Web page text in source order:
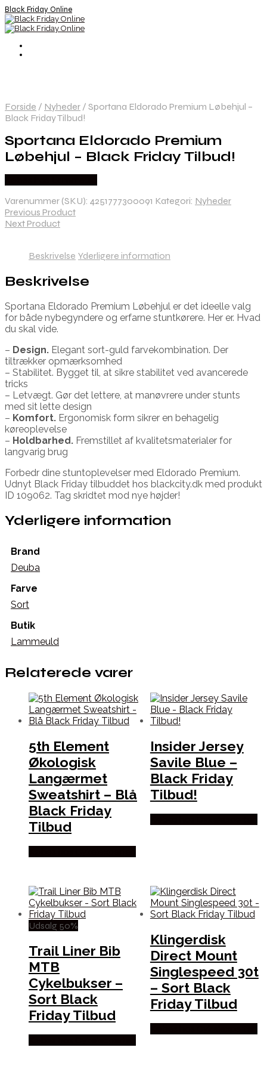
Black Friday Online
Forside / Nyheder / Sportana Eldorado Premium Løbehjul –
Black Friday Tilbud!
Sportana Eldorado Premium
Løbehjul – Black Friday Tilbud!
Varenummer (SKU): 4251777300091 Kategori: Nyheder
Previous Product
Next Product
Beskrivelse Yderligere information
Beskrivelse
Sportana Eldorado Premium Løbehjul er det ideelle valg
for både nybegyndere og erfarne stuntkørere. Her er. Hvad
du skal vide.
– Design. Elegant sort-guld farvekombination. Der
tiltrækker opmærksomhed
– Stabilitet. Bygget til, at sikre stabilitet ved avancerede
tricks
– Letvægt. Gør det lettere, at manøvrere under stunts
med sit lette design
– Komfort. Ergonomisk form sikrer en behagelig
køreoplevelse
– Holdbarhed. Fremstillet af kvalitetsmaterialer for
langvarig brug
Forbedr dine stuntoplevelser med Eldorado Premium.
Udnyt Black Friday tilbuddet hos blackcity.dk med produkt
ID 109062. Tag skridtet mod nye højder!
Yderligere information
Brand
Deuba
Farve
Sort
Butik
Lammeuld
Relaterede varer
5th Element
Økologisk
Langærmet
Sweatshirt – Blå
Black Friday
Tilbud
Insider Jersey
Savile Blue –
Black Friday
Tilbud!
Udsalg 50%
Trail Liner Bib
MTB
Cykelbukser –
Sort Black
Friday Tilbud
Klingerdisk
Direct Mount
Singlespeed 30t
– Sort Black
Friday Tilbud